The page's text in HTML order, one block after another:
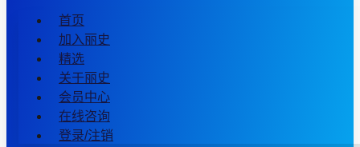
首页
加入丽史
精选
关于丽史
会员中心
在线咨询
登录/注销